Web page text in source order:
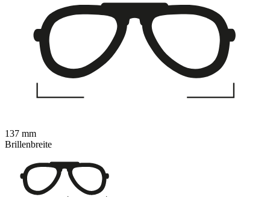
137 mm
Brillenbreite